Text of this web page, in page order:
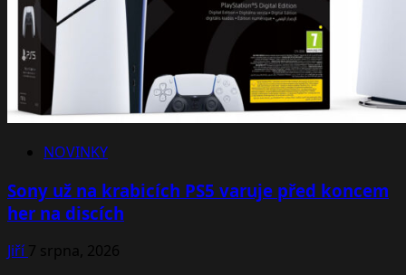
NOVINKY
Sony už na krabicích PS5 varuje před koncem
her na discích
Jiří7 srpna, 2026